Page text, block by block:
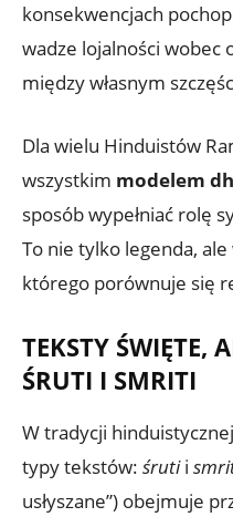
konsekwencjach
wadze lojalności wobec
między własnym
Dla wielu Hinduistów
wszystkim modelem
sposób wypełniać rolę
To nie tylko legenda,
którego porównuje się
TEKSTY ŚWIĘTE,
ŚRUTI I SMRITI
W tradycji
typy tekstów: śrutii
usłyszane”) obejmuje